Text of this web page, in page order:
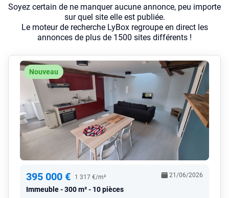
Soyez certain de ne manquer aucune annonce, peu importe
sur quel site elle est publiée.
Le moteur de recherche LyBox regroupe en direct les
annonces de plus de 1500 sites différents !
Nouveau
395 000 € 1 317 €/m²
Immeuble 300 m² - 10 pièces
21/06/2026